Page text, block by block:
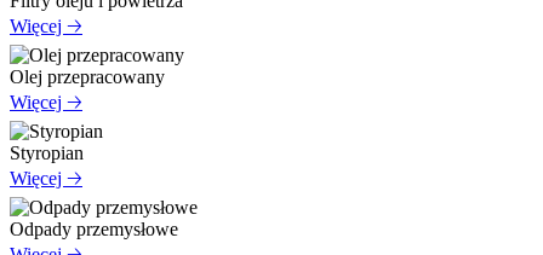
Więcej 🡢
Olej przepracowany
Więcej 🡢
Styropian
Więcej 🡢
Odpady przemysłowe